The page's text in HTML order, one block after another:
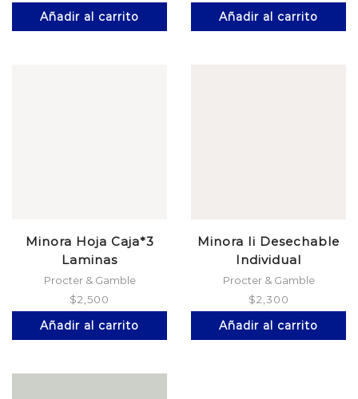
Añadir al carrito Añadir al carrito
Minora Hoja Caja*3
Laminas
Procter & Gamble
$2,500
Añadir al carrito
Minora Ii Desechable
Individual
Procter & Gamble
$2,300
Añadir al carrito